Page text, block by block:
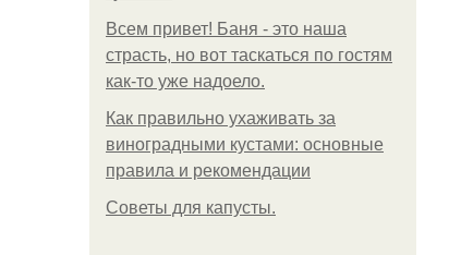
Всем привет! Баня - это наша
страсть, но вот таскаться по гостям
как-то уже надоело.
Как правильно ухаживать за
виноградными кустами: основные
правила и рекомендации
Советы для капусты.